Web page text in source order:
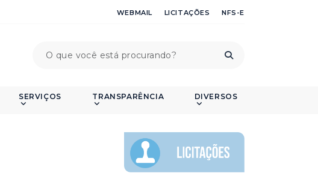
WEBMAIL LICITAÇÕES NFS-E
SERVIÇOS TRANSPARÊNCIA DIVERSOS